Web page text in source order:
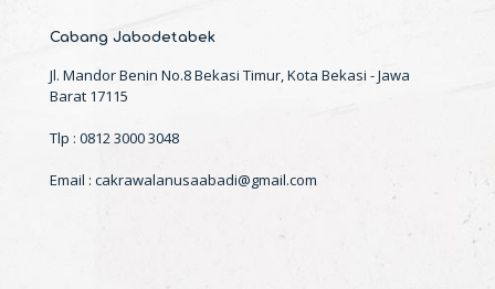
Cabang Jabodetabek
Jl. Mandor Benin No.8 Bekasi Timur, Kota Bekasi - Jawa
Barat 17115
Tlp : 0812 3000 3048
Email : cakrawalanusaabadi@gmail.com